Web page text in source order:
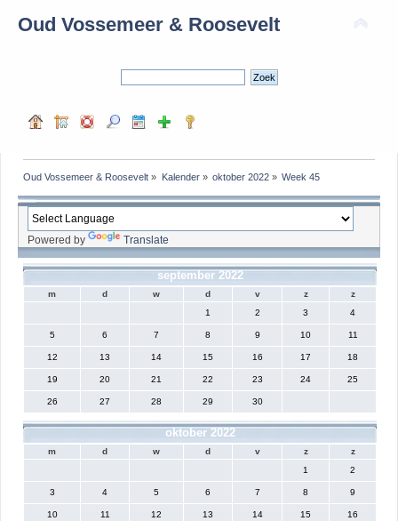
Oud Vossemeer & Roosevelt
Oud Vossemeer & Roosevelt » Kalender» oktober 2022» Week 45
Powered by Translate
september 2022
m d w d v z
z
1
2 3 4
5 6 7 8 9 10 11
12 13 14 15 16 17 18
19 20 21 22 23 24 25
26 27 28 29 30
oktober 2022
m d w d v z
z
1
2
3 4 5 6 7 8 9
10 11 12 13 14 15 16